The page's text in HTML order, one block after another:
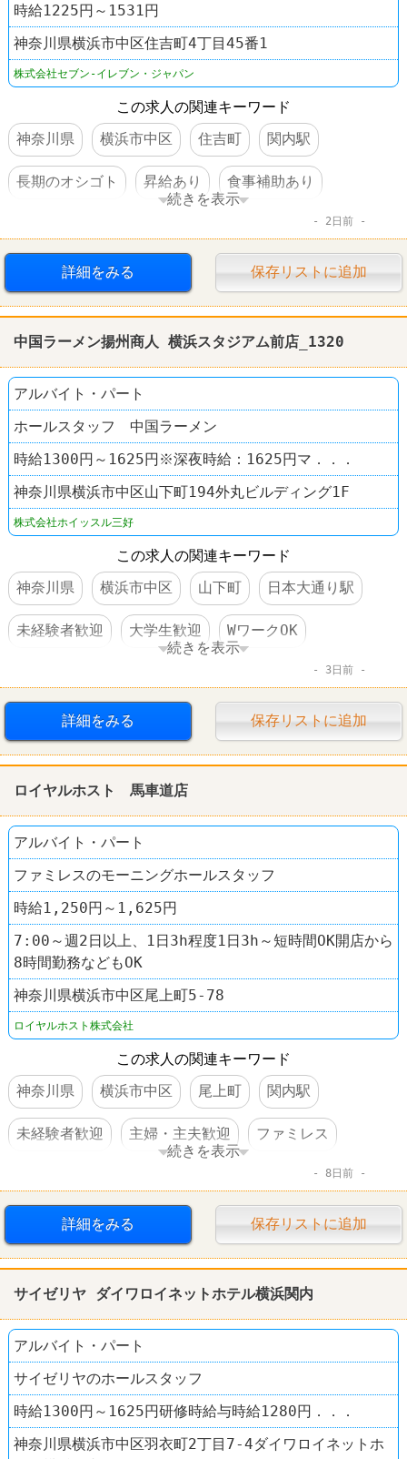
時給1225円～1531円
神奈川県横浜市中区住吉町4丁目45番1
株式会社セブン-イレブン・ジャパン
この求人の関連キーワード
神奈川県
横浜市中区 住吉町 関内駅
長期のオシゴト 昇給あり 食事補助あり
続きを表示
2日前
詳細をみる 保存リストに追加
中国ラーメン揚州商人 横浜スタジアム前店_1320
アルバイト・パート
ホールスタッフ 中国ラーメン
時給1300円～1625円※深夜時給：1625円マ．．．
神奈川県横浜市中区山下町194外丸ビルディング1F
株式会社ホイッスル三好
この求人の関連キーワード
神奈川県
横浜市中区 山下町 日本大通り駅
未経験者歓迎 大学生歓迎 WワークOK
短時間でもＯＫ
扶養控除内のオシゴト 制服あり
社員登用あり 駅チカ 学歴不問 転勤なし
ラーメン 中国ラーメン 揚州商人
続きを表示
3日前
詳細をみる 保存リストに追加
ロイヤルホスト 馬車道店
アルバイト・パート
ファミレスのモーニングホールスタッフ
時給1,250円～1,625円
7:00～週2日以上、1日3h程度1日3h～短時間OK開店から
8時間勤務などもOK
神奈川県横浜市中区尾上町5-78
ロイヤルホスト株式会社
この求人の関連キーワード
神奈川県
横浜市中区 尾上町 関内駅
未経験者歓迎 主婦・主夫歓迎 ファミレス
続きを表示
8日前
詳細をみる 保存リストに追加
サイゼリヤ ダイワロイネットホテル横浜関内
アルバイト・パート
サイゼリヤのホールスタッフ
時給1300円～1625円研修時給与時給1280円．．．
神奈川県横浜市中区羽衣町2丁目7-4ダイワロイネットホ